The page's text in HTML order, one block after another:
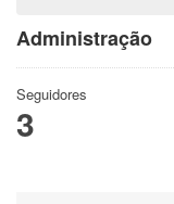
Administração
Seguidores
3